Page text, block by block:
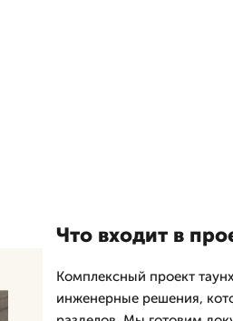
Что входит в
Комплексный проект
инженерные решения,